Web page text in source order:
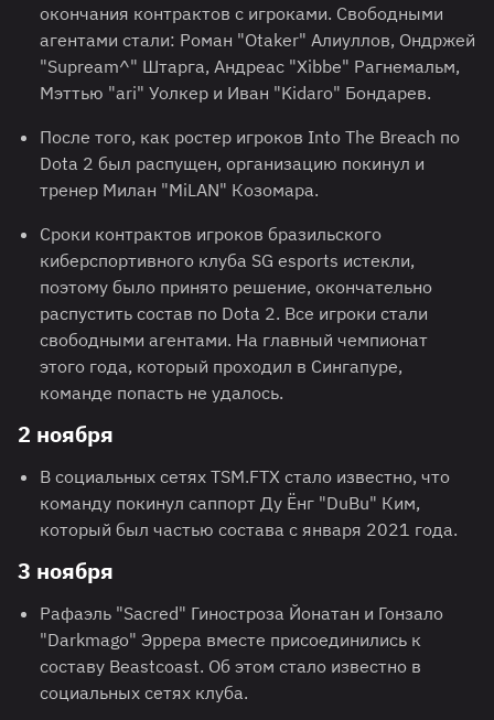
окончания контрактов с игроками. Свободными
агентами стали: Роман "Otaker" Алиуллов, Ондржей
"Supream^" Штарга, Андреас "Xibbe" Рагнемальм,
Мэттью "ari" Уолкер и Иван "Kidaro" Бондарев.
После того, как ростер игроков Into The Breach по
Dota 2 был распущен, организацию покинул и
тренер Милан "MiLAN" Козомара.
Сроки контрактов игроков бразильского
киберспортивного клуба SG esports истекли,
поэтому было принято решение, окончательно
распустить состав по Dota 2. Все игроки стали
свободными агентами. На главный чемпионат
этого года, который проходил в Сингапуре,
команде попасть не удалось.
2 ноября
В социальных сетях TSM.FTX стало известно, что
команду покинул саппорт Ду Ёнг "DuBu" Ким,
который был частью состава с января 2021 года.
3 ноября
Рафаэль "Sacred" Гиностроза Йонатан и Гонзало
"Darkmago" Эррера вместе присоединились к
составу Beastcoast. Об этом стало известно в
социальных сетях клуба.